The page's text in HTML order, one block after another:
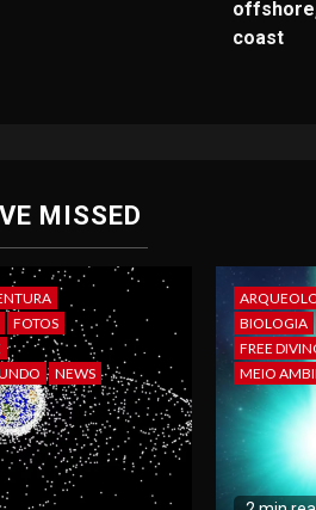
coast
MISSED
FOTOS
NEWS
BIOLOGIA
FREE
MEIO